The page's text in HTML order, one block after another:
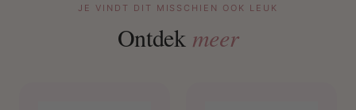
JE VINDT DIT MISSCHIEN OOK LEUK
Ontdek meer